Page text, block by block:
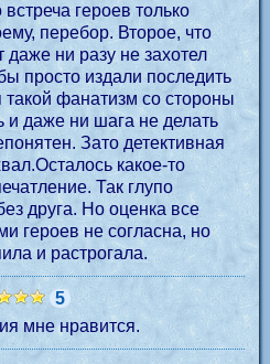
героев только
перебор. Второе, что
даже ни разу не захотел
просто издали последить
фанатизм со стороны
и даже ни шага не делать
Зато детективная
какое-то
Так глупо
друга. Но оценка все
героев не согласна, но
и растрогала.
5
мне нравится.